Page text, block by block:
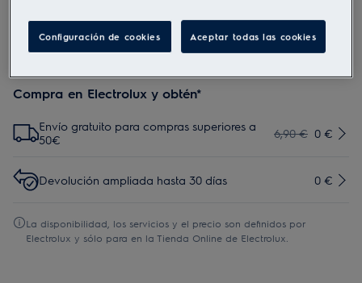
Compra en Electrolux y obtén*
Envío gratuito para compras superiores a
50€
6,90 € 0 €
Devolución ampliada hasta 30 días 0 €
La disponibilidad, los servicios y el precio son definidos por
Electrolux y sólo para en la Tienda Online de Electrolux.
Configuración de cookies Aceptar todas las cookies